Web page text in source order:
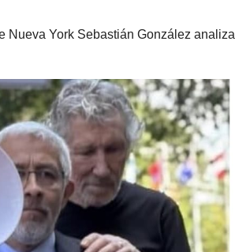
Nueva York Sebastián González analiza